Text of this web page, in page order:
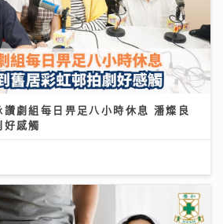
讚劇組每日畀足八小時休息 潘燦良
好感觸